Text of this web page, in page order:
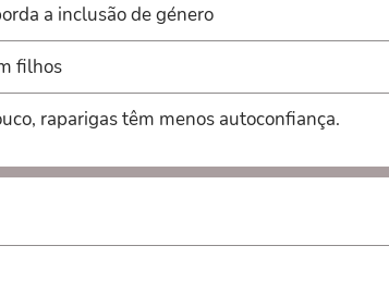
a inclusão de género
filhos
raparigas têm menos autoconfiança.